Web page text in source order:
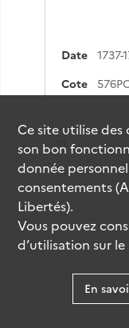
Date
1737-
Cote
Résultat n°
31
Ce site utilise des
son bon
donnée
consentements
Libertés).
Vous pouvez
d’utilisation sur le
En